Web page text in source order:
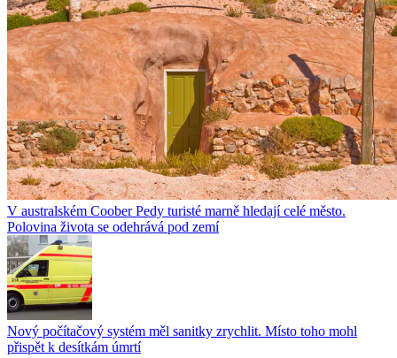
V australském Coober Pedy turisté marně hledají celé město.
Polovina života se odehrává pod zemí
Nový počítačový systém měl sanitky zrychlit. Místo toho mohl
přispět k desítkám úmrtí